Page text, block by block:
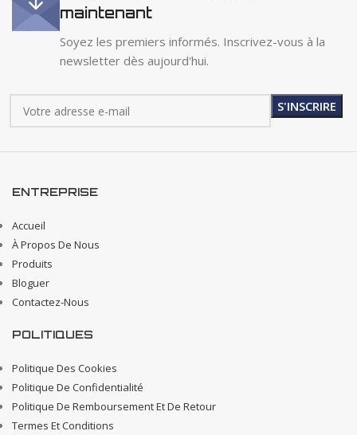
maintenant
Soyez les premiers informés. Inscrivez-vous à la
newsletter dès aujourd'hui.
ENTREPRISE
Accueil
À Propos De Nous
Produits
Bloguer
Contactez-Nous
POLITIQUES
Politique Des Cookies
Politique De Confidentialité
Politique De Remboursement Et De Retour
Termes Et Conditions